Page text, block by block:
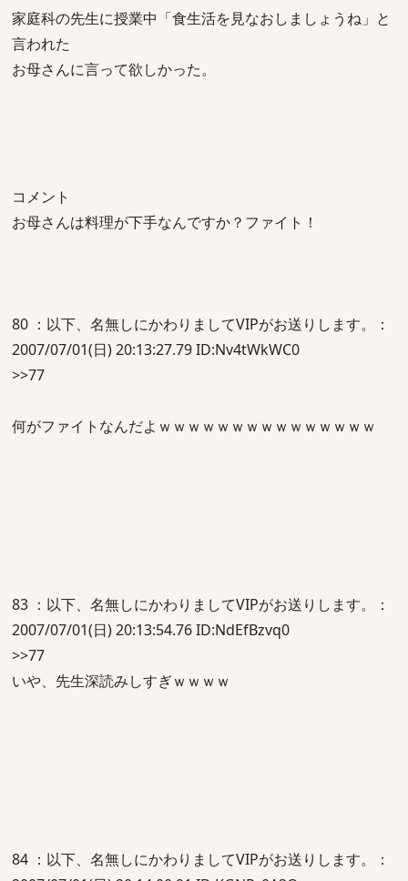
家庭科の先生に授業中「食生活を見なおしましょうね」と
言われた
お母さんに言って欲しかった。
コメント
お母さんは料理が下手なんですか？ファイト！
80 ：以下、名無しにかわりましてVIPがお送りします。：
2007/07/01(日) 20:13:27.79 ID:Nv4tWkWC0
>>77
何がファイトなんだよｗｗｗｗｗｗｗｗｗｗｗｗｗｗｗ
83 ：以下、名無しにかわりましてVIPがお送りします。：
2007/07/01(日) 20:13:54.76 ID:NdEfBzvq0
>>77
いや、先生深読みしすぎｗｗｗｗ
84 ：以下、名無しにかわりましてVIPがお送りします。：